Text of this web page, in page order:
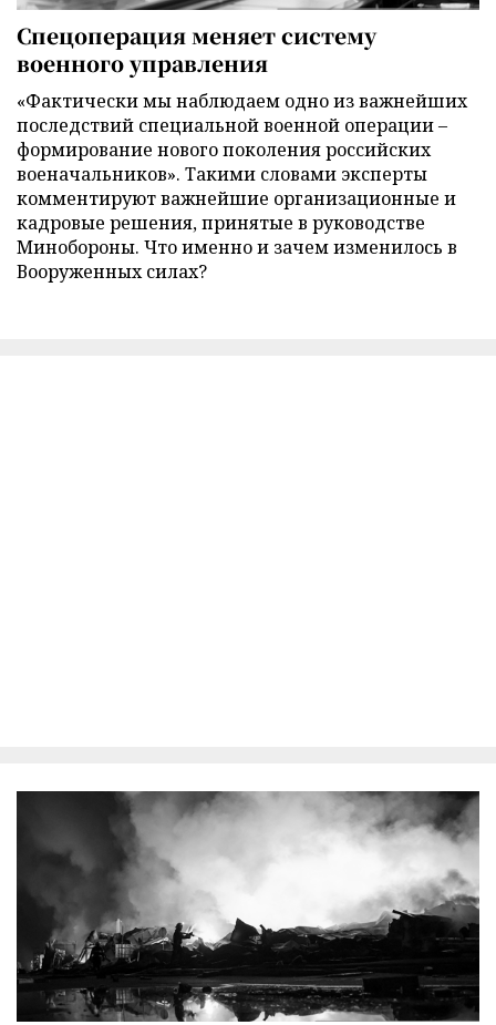
Спецоперация меняет систему
военного управления
«Фактически мы наблюдаем одно из важнейших
последствий специальной военной операции –
формирование нового поколения российских
военачальников». Такими словами эксперты
комментируют важнейшие организационные и
кадровые решения, принятые в руководстве
Минобороны. Что именно и зачем изменилось в
Вооруженных силах?